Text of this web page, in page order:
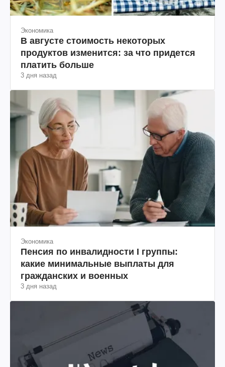
Экономика
В августе стоимость некоторых
продуктов изменится: за что придется
платить больше
3 дня назад
Экономика
Пенсия по инвалидности I группы:
какие минимальные выплаты для
гражданских и военных
3 дня назад